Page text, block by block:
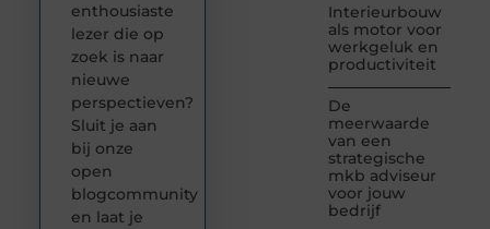
Interieurbouw
als motor voor
werkgeluk en
productiviteit
De
meerwaarde
van een
strategische
mkb adviseur
voor jouw
bedrijf
enthousiaste
lezer die op
zoek is naar
nieuwe
perspectieven?
Sluit je aan
bij onze
open
blogcommunity
en laat je